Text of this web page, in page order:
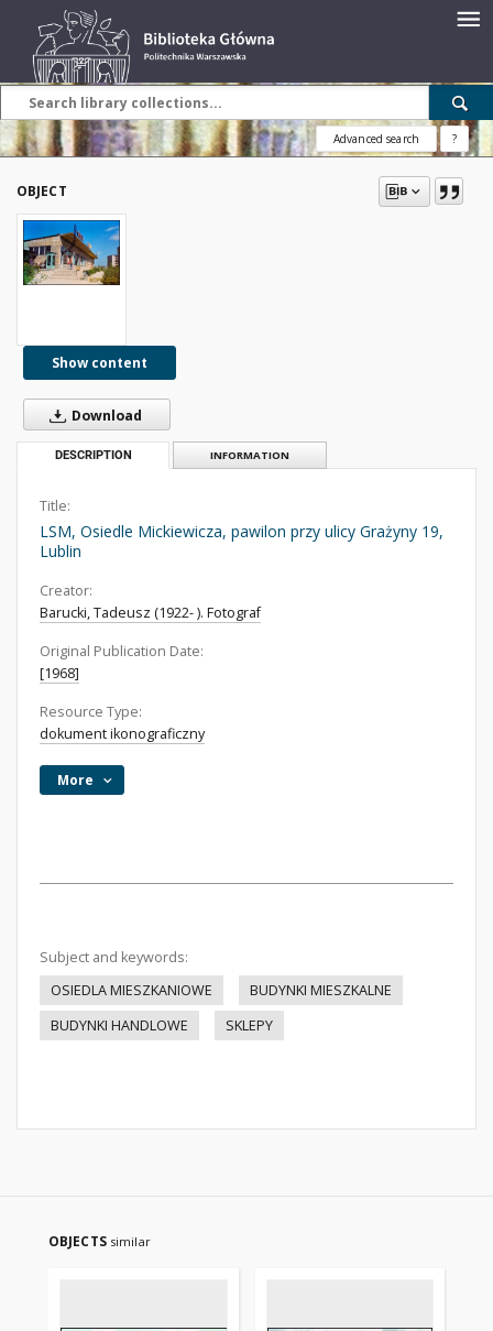
Advanced search ?
OBJECT
Show content
Download
DESCRIPTION INFORMATION
Title:
LSM, Osiedle Mickiewicza, pawilon przy ulicy Grażyny 19,
Lublin
Creator:
Barucki, Tadeusz (1922- ). Fotograf
Original Publication Date:
[1968]
Resource Type:
dokument ikonograficzny
More
Subject and keywords:
OSIEDLA MIESZKANIOWE
BUDYNKI MIESZKALNE
BUDYNKI HANDLOWE
SKLEPY
OBJECTS similar